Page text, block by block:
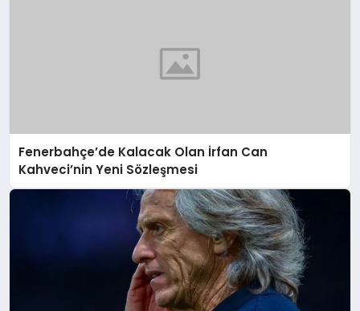
Fenerbahçe’de Kalacak Olan İrfan Can
Kahveci’nin Yeni Sözleşmesi